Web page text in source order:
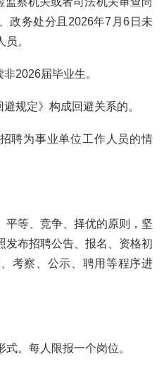
政务处分且2026年7月6日未
。
2026届毕业生。
规定》构成回避关系的。
聘为事业单位工作人员的情
平等、竞争、择优的原则，坚
发布招聘公告、报名、资格初
考察、公示、聘用等程序进
。每人限报一个岗位。